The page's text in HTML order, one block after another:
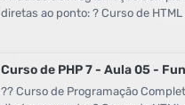
diretas ao ponto: ? Curso de HTML
Curso de PHP 7 - Aula 05 -
?? Curso de Programação